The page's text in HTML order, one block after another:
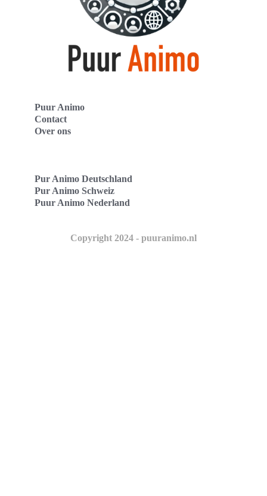
Puur Animo
Contact
Over ons
Pur Animo Deutschland
Pur Animo Schweiz
Puur Animo Nederland
Copyright 2024 - puuranimo.nl